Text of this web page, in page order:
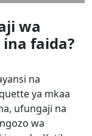
wa
faida?
na
ya mkaa
ufungaji na
wa